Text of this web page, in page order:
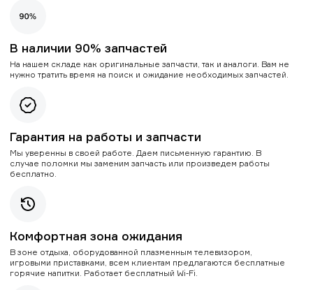
В наличии 90% запчастей
На нашем складе как оригинальные запчасти, так и аналоги. Вам не
нужно тратить время на поиск и ожидание необходимых запчастей.
Гарантия на работы и запчасти
Мы уверенны в своей работе. Даем письменную гарантию. В
случае поломки мы заменим запчасть или произведем работы
бесплатно.
Комфортная зона ожидания
В зоне отдыха, оборудованной плазменным телевизором,
игровыми приставками, всем клиентам предлагаются бесплатные
горячие напитки. Работает бесплатный Wi-Fi.